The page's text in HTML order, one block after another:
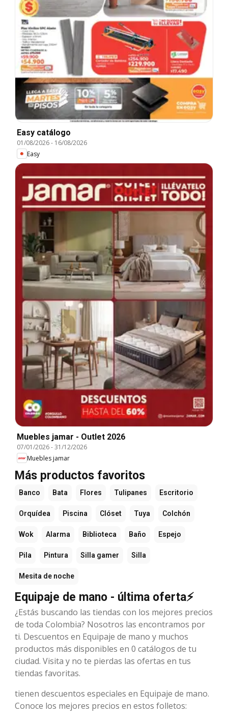
Easy catálogo
01/08/2026- 16/08/2026
Easy
Muebles jamar - Outlet 2026
07/01/2026-31/12/2026
Muebles jamar
Más productos favoritos
Banco Bata Flores Tulipanes Escritorio
Orquídea Piscina Clóset Tuya Colchón
Wok Alarma Biblioteca Baño Espejo
Pila Pintura Silla gamer Silla
Mesita de noche
Equipaje de mano - última oferta⚡
¿Estás buscando las tiendas con los mejores precios
de toda Colombia? Nosotros las encontramos por
ti. Descuentos en Equipaje de mano y muchos
productos más disponibles en 0 catálogos de tu
ciudad. Visita y no te pierdas las ofertas en tus
tiendas favoritas.
tienen descuentos especiales en Equipaje de mano.
Conoce los mejores precios en estos folletos: